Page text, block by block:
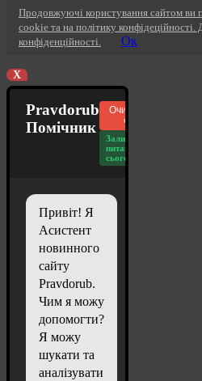
Продовжуючі користування сайтом ви
cookie та на політику конфідеційності.
конфіденційності.
Ок
X
Pravdorub
Помічник
Очистити
чат
Залишилось
питань
сьогодні: 20
Привіт! Я
Асистент
новинного
сайту
Pravdorub.
Чим я можу
допомогти?
Я можу
шукати та
аналізувати